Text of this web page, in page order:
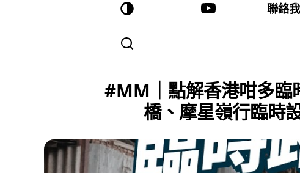
聯絡
#MM｜點解香港咁多臨
橋、摩星嶺行臨時